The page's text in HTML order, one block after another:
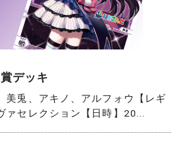
デッキ
美兎、アキノ、アルフォウ【レギ
ァセレクション【日時】20...